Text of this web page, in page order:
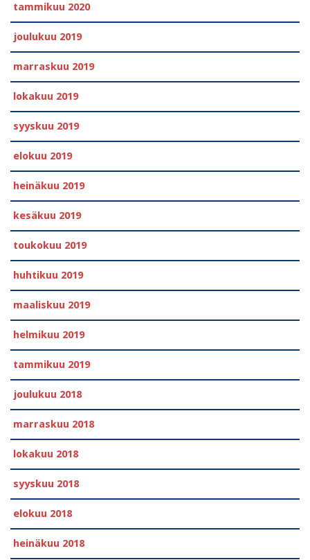
tammikuu 2020
joulukuu 2019
marraskuu 2019
lokakuu 2019
syyskuu 2019
elokuu 2019
heinäkuu 2019
kesäkuu 2019
toukokuu 2019
huhtikuu 2019
maaliskuu 2019
helmikuu 2019
tammikuu 2019
joulukuu 2018
marraskuu 2018
lokakuu 2018
syyskuu 2018
elokuu 2018
heinäkuu 2018